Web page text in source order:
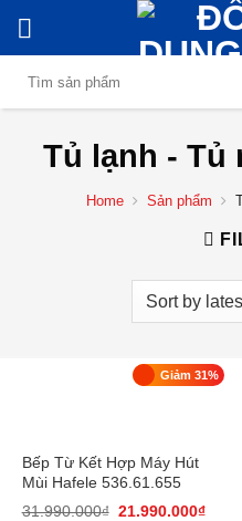
content
Tủ lạnh - Tủ
Home Sản phẩm
Giảm 31%
Bếp Từ Kết Hợp Máy Hút
Mùi Hafele 536.61.655
31.990.000₫ 21.990.000₫